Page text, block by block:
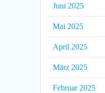
Juni 2025
Mai 2025
April 2025
März 2025
Februar 2025